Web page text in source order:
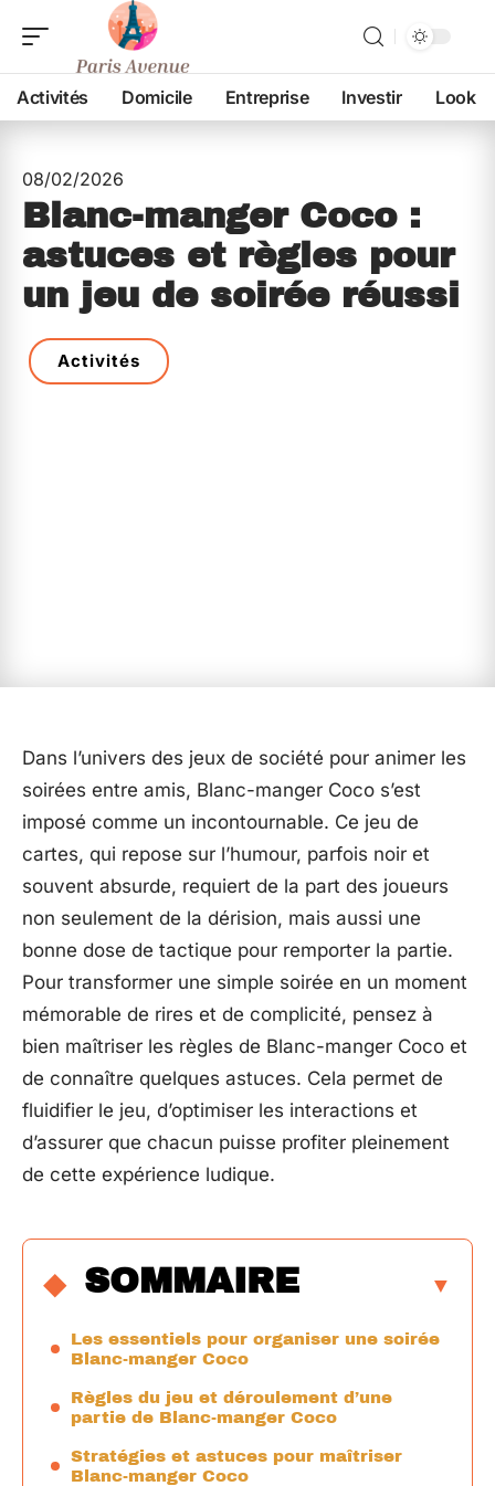
Activités Domicile Entreprise Investir Look
08/02/2026
Blanc-manger Coco :
astuces et règles pour
un jeu de soirée réussi
Activités
Dans l’univers des jeux de société pour animer les
soirées entre amis, Blanc-manger Coco s’est
imposé comme un incontournable. Ce jeu de
cartes, qui repose sur l’humour, parfois noir et
souvent absurde, requiert de la part des joueurs
non seulement de la dérision, mais aussi une
bonne dose de tactique pour remporter la partie.
Pour transformer une simple soirée en un moment
mémorable de rires et de complicité, pensez à
bien maîtriser les règles de Blanc-manger Coco et
de connaître quelques astuces. Cela permet de
fluidifier le jeu, d’optimiser les interactions et
d’assurer que chacun puisse profiter pleinement
de cette expérience ludique.
SOMMAIRE
Les essentiels pour organiser une soirée
Blanc-manger Coco
Règles du jeu et déroulement d’une
partie de Blanc-manger Coco
Stratégies et astuces pour maîtriser
Blanc-manger Coco